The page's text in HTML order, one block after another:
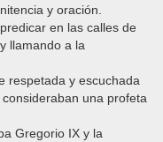
y oración.
en las calles de
llamando a la
respetada y escuchada
una profeta
Gregorio IX y la